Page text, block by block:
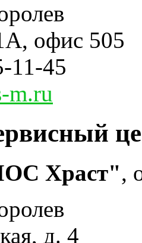
офис 505
11-45
m.ru
Храст",
д. 4